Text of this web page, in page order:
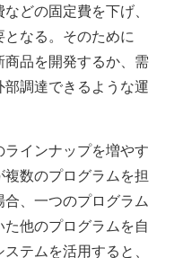
どの固定費を下げ、
なる。そのために
品を開発するか、需
調達できるような運
インナップを増やす
数のプログラムを担
、一つのプログラム
他のプログラムを自
テムを活用すると、